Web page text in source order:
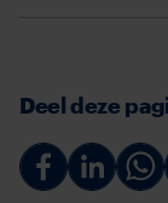
Deel deze
Deel Deel